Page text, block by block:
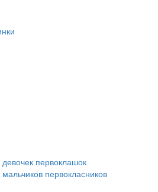
первоклашок
первокласников